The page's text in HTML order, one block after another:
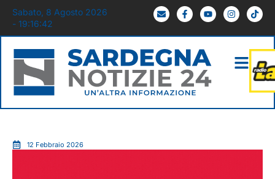
Sabato, 8 Agosto 2026
- 19:16:43
12 Febbraio 2026